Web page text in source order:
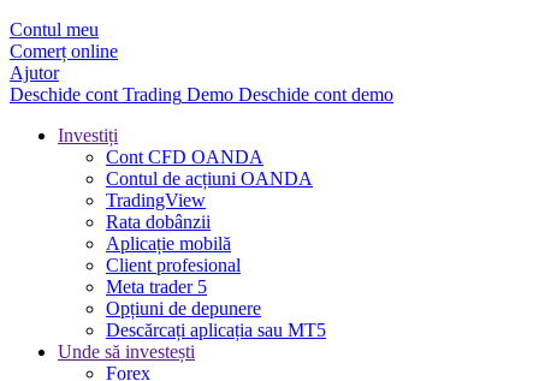
Contul meu
Comerț online
Ajutor
Deschide cont Trading Demo Deschide cont demo
Investiți
Cont CFD OANDA
Contul de acțiuni OANDA
TradingView
Rata dobânzii
Aplicație mobilă
Client profesional
Meta trader 5
Opțiuni de depunere
Descărcați aplicația sau MT5
Unde să investești
Forex